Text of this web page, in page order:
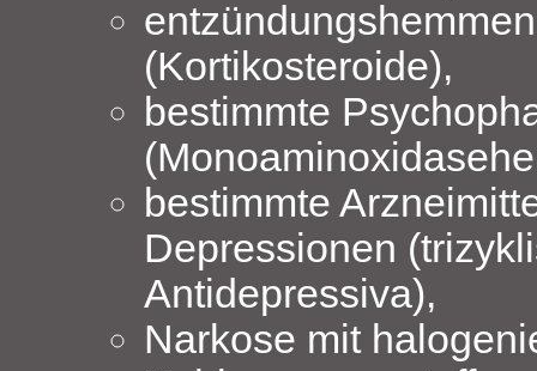
(Kortikosteroide),
bestimmte
bestimmte
Depressionen
Antidepressiva),
Narkose mit